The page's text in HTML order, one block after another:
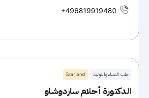
+496819919480
طب النساء والتوليد Saarland
الدكتورة أحلام ساردوشاو